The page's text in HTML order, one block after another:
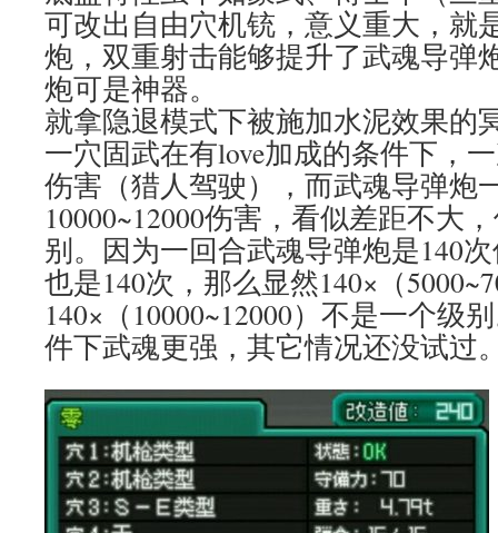
可改出自由穴机铳，意义重大，就
炮，双重射击能够提升了武魂导弹
炮可是神器。
就拿隐退模式下被施加水泥效果的
一穴固武在有love加成的条件下，
伤害（猎人驾驶），而武魂导弹炮
10000~12000伤害，看似差距不大
别。因为一回合武魂导弹炮是140
也是140次，那么显然140×（
140×（10000~12000）不是一个级
件下武魂更强，其它情况还没试过